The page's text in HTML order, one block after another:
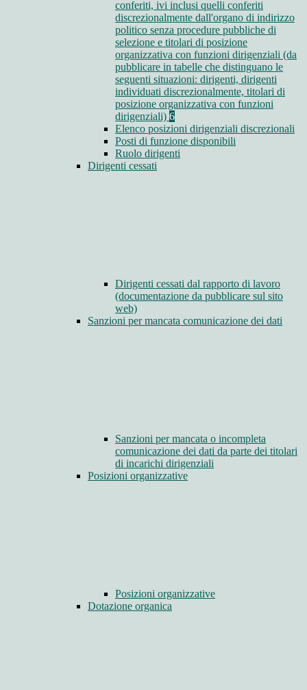
conferiti, ivi inclusi quelli conferiti
discrezionalmente dall'organo di indirizzo
politico senza procedure pubbliche di
selezione e titolari di posizione
organizzativa con funzioni dirigenziali (da
pubblicare in tabelle che distinguano le
seguenti situazioni: dirigenti, dirigenti
individuati discrezionalmente, titolari di
posizione organizzativa con funzioni
dirigenziali) 6
Elenco posizioni dirigenziali discrezionali
Posti di funzione disponibili
Ruolo dirigenti
Dirigenti cessati
Dirigenti cessati dal rapporto di lavoro
(documentazione da pubblicare sul sito
web)
Sanzioni per mancata comunicazione dei dati
Sanzioni per mancata o incompleta
comunicazione dei dati da parte dei titolari
di incarichi dirigenziali
Posizioni organizzative
Posizioni organizzative
Dotazione organica